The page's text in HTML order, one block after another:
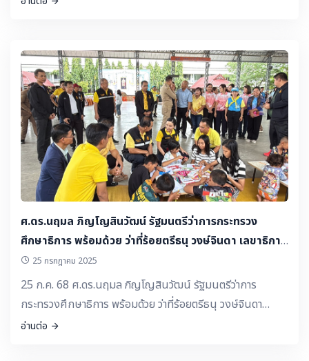
ศ.ดร.นฤมล ภิญโญสินวัฒน์ รัฐมนตรีว่าการกระทรวง
ศึกษาธิการ พร้อมด้วย ว่าที่ร้อยตรีธนุ วงษ์จินดา เลขาธิการ
กพฐ. และ สพม.สุรินทร์ ลงพื้นที่เยี่ยม ให้กำลังใจนักเรียน
และประชาชนที่ได้รับความเดือดร้อน
25 กรกฎาคม 2025
25 ก.ค. 68 ศ.ดร.นฤมล ภิญโญสินวัฒน์ รัฐมนตรีว่าการ
กระทรวงศึกษาธิการ พร้อมด้วย ว่าที่ร้อยตรีธนุ วงษ์จินดา
เลขาธิการ กพฐ. และ สพม.สุรินทร์ ลงพื้นที่เยี่ยม ให้กำลังใจ
อ่านต่อ